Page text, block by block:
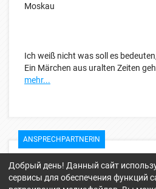
Moskau
Ich weiß nicht was soll es
Ein Märchen aus uralten Zeiten
mehr...
ANSPRECHPARTNERIN
Добрый день! Данный сайт
сервисы для обеспечения функций